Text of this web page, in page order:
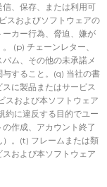
、保存、または利用可
スおよびソフトウェアの
カー行為、脅迫、嫌が
(p) チェーンレター、
ム、その他の未承諾メ
すること。(q) 当社の書
に製品またはサービス
スおよび本ソフトウェア
約に違反する目的でユー
作成、アカウント終了
。(t) フレームまたは類
および本ソフトウェア